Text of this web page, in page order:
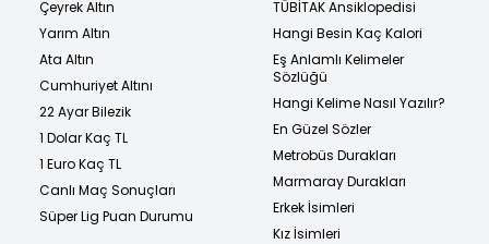
Çeyrek Altın
Yarım Altın
Ata Altın
Cumhuriyet Altını
22 Ayar Bilezik
1 Dolar Kaç TL
1 Euro Kaç TL
Canlı Maç Sonuçları
Süper Lig Puan Durumu
TÜBİTAK Ansiklopedisi
Hangi Besin Kaç Kalori
Eş Anlamlı Kelimeler
Sözlüğü
Hangi Kelime Nasıl Yazılır?
En Güzel Sözler
Metrobüs Durakları
Marmaray Durakları
Erkek İsimleri
Kız İsimleri